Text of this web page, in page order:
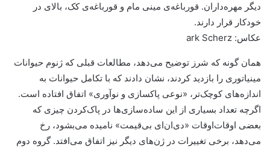
دیگر مهره‌داران. قورباغه‌ی مینی مام و قورباغه‌ی کک، بالای در
خودکار قرار دارند.
عکاس: ark Scherz
همان گونه که شرز توضیح می‌دهد، مطالعات قبلی که ژنوم حیوانات
مینیاتوری را بازدید کردند، نشان دادند که با تکامل حیوانات به
اندازه‌های کوچک‌تر، «نوعی پاکسازی و نوآوری» اتفاق افتاده است.
اگرچه تعداد بسیاری از این ساده‌سازی‌ها در پاک‌کردن چیزی که
بعضی اوقات‌اوقات «دی‌ان‌ای بی‌قیمت» نامیده می‌بشود، رخ
می‌دهد، برخی تغییرات در ژن‌های دیگر نیز اتفاق می‌افتد. گروه دوم